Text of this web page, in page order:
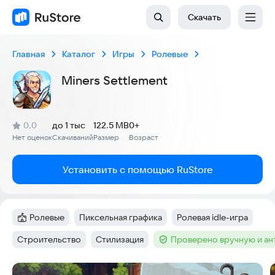
Скачать
Главная Каталог Игры Ролевые
Miners Settlement
Рейтинг:
0,0
(
Нет оценок
)
Скачиваний
до 1 тыс
Размер
122.5 MB
Возраст
0+
Установить с помощью RuStore
Категория:
Ролевые Тег:
Пиксельная графика Тег:
Ролевая idle-игра
Тег:
Строительство Тег:
Стилизация Тег :Проверено вручную и